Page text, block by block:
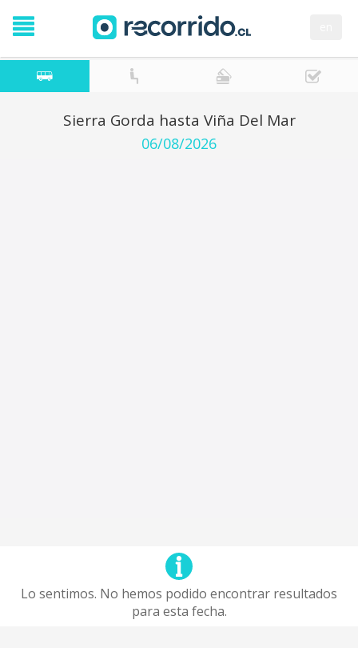
Sierra Gorda hasta Viña Del Mar
06/08/2026
Lo sentimos. No hemos podido encontrar resultados
para esta fecha.